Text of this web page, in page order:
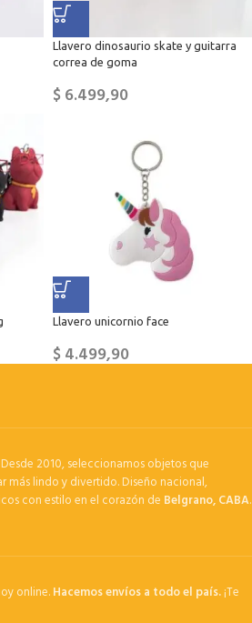
Llavero dinosaurio skate y guitarra
correa de goma
$6.499,90
Llavero unicornio face
$4.499,90
Desde 2010, seleccionamos objetos que
más lindo y divertido. Diseño nacional,
con estilo en el corazón de Belgrano, CABA.
online.Hacemos envíos a todo el país.¡Te